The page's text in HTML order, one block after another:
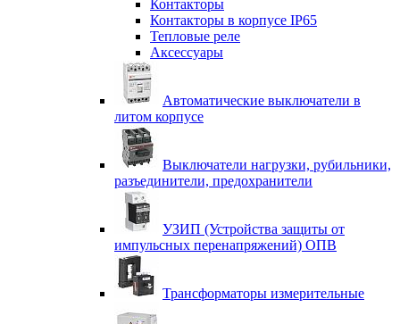
Контакторы
Контакторы в корпусе IP65
Тепловые реле
Аксессуары
Автоматические выключатели в
литом корпусе
Выключатели нагрузки, рубильники,
разъединители, предохранители
УЗИП (Устройства защиты от
импульсных перенапряжений) ОПВ
Трансформаторы измерительные